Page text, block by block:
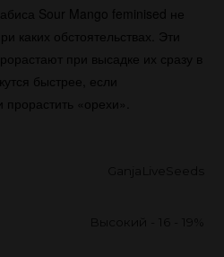
Sour Mango feminised не
каких обстоятельствах. Эти
при высадке их сразу в
быстрее, если
«орехи».